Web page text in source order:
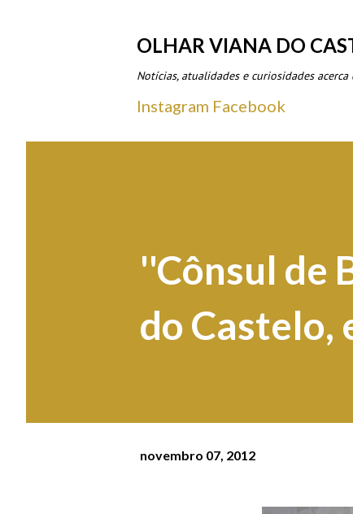
OLHAR VIANA DO
Notícias, atualidades e curiosidades
Instagram Facebook
''Cônsul de
do Castelo,
novembro 07, 2012